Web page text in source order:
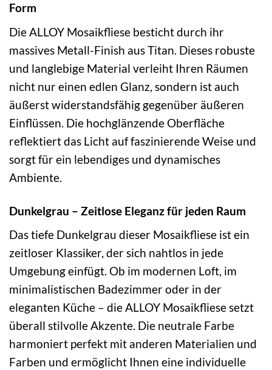
Form
Die ALLOY Mosaikfliese besticht durch ihr
massives Metall-Finish aus Titan. Dieses robuste
und langlebige Material verleiht Ihren Räumen
nicht nur einen edlen Glanz, sondern ist auch
äußerst widerstandsfähig gegenüber äußeren
Einflüssen. Die hochglänzende Oberfläche
reflektiert das Licht auf faszinierende Weise und
sorgt für ein lebendiges und dynamisches
Ambiente.
Dunkelgrau – Zeitlose Eleganz für jeden Raum
Das tiefe Dunkelgrau dieser Mosaikfliese ist ein
zeitloser Klassiker, der sich nahtlos in jede
Umgebung einfügt. Ob im modernen Loft, im
minimalistischen Badezimmer oder in der
eleganten Küche – die ALLOY Mosaikfliese setzt
überall stilvolle Akzente. Die neutrale Farbe
harmoniert perfekt mit anderen Materialien und
Farben und ermöglicht Ihnen eine individuelle